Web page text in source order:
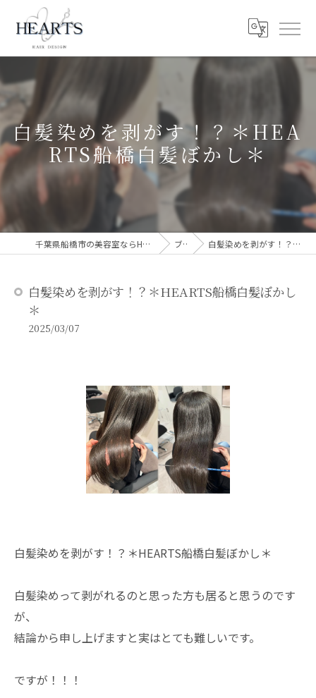
白髪染めを剥がす！？＊HEA
RTS船橋白髪ぼかし＊
千葉県船橋市の美容室ならHEARTS 船橋 白髪ぼかし 脱白髪染め ブログ 白髪染めを剥がす！？＊HEARTS船橋白髪ぼかし＊
白髪染めを剥がす！？＊HEARTS船橋白髪ぼかし
＊
2025/03/07
白髪染めを剥がす！？＊HEARTS船橋白髪ぼかし＊
白髪染めって剥がれるのと思った方も居ると思うのです
が、
結論から申し上げますと実はとても難しいです。
ですが！！！